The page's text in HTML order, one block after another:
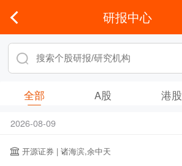
研报中心
全部 A股 港股
2026-08-09
开源证券 | 诸海滨,余中天